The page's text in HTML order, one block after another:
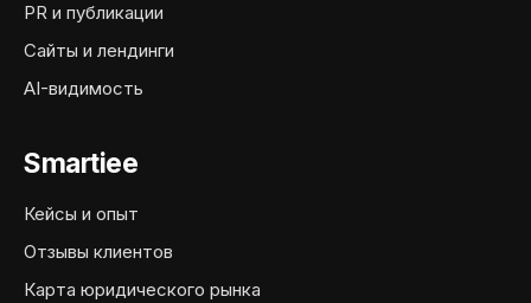
PR и публикации
Сайты и лендинги
AI-видимость
Smartiee
Кейсы и опыт
Отзывы клиентов
Карта юридического рынка